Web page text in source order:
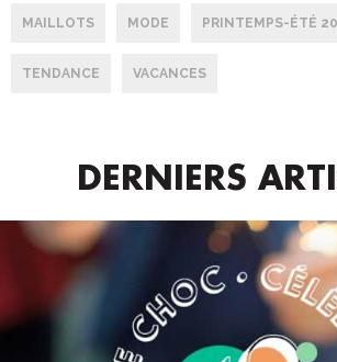
MAILLOTS MODE PRINTEMPS-ÉTÉ
TENDANCE VACANCES
DERNIERS